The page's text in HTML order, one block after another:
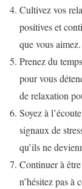
Cultivez vos
positives et
que vous aimez.
Prenez du
pour vous
de relaxation
Soyez à
signaux de
qu’ils ne
Continuer à
n’hésitez pas à